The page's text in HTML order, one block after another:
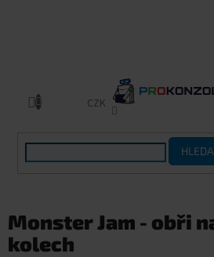
CZK
Monster Jam - obři
kolech